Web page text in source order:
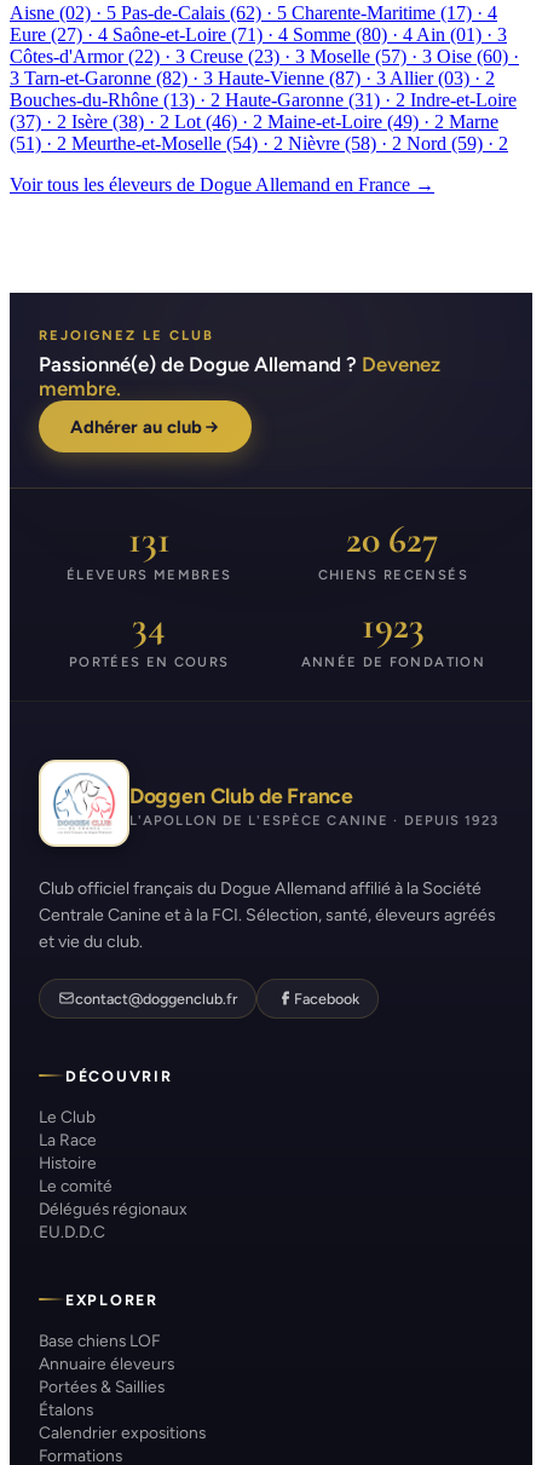
Aisne (02) · 5 Pas-de-Calais (62) · 5 Charente-Maritime (17) · 4
Eure (27) · 4 Saône-et-Loire (71) · 4 Somme (80) · 4 Ain (01) · 3
Côtes-d'Armor (22) · 3 Creuse (23) · 3 Moselle (57) · 3 Oise (60) ·
3 Tarn-et-Garonne (82) · 3 Haute-Vienne (87) · 3 Allier (03) · 2
Bouches-du-Rhône (13) · 2 Haute-Garonne (31) · 2 Indre-et-Loire
(37) · 2 Isère (38) · 2 Lot (46) · 2 Maine-et-Loire (49) · 2 Marne
(51) · 2 Meurthe-et-Moselle (54) · 2 Nièvre (58) · 2 Nord (59) · 2
Voir tous les éleveurs de Dogue Allemand en France →
REJOIGNEZ LE CLUB
Passionné(e) de Dogue Allemand ? Devenez
membre.
Adhérer au club
131
ÉLEVEURS MEMBRES
20 627
CHIENS RECENSÉS
34
PORTÉES EN COURS
1923
ANNÉE DE FONDATION
Doggen Club de France
L'APOLLON DE L'ESPÈCE CANINE · DEPUIS 1923
Club officiel français du Dogue Allemand affilié à la Société
Centrale Canine et à la FCI. Sélection, santé, éleveurs agréés
et vie du club.
contact@doggenclub.fr Facebook
DÉCOUVRIR
Le Club
La Race
Histoire
Le comité
Délégués régionaux
EU.D.D.C
EXPLORER
Base chiens LOF
Annuaire éleveurs
Portées & Saillies
Étalons
Calendrier expositions
Formations